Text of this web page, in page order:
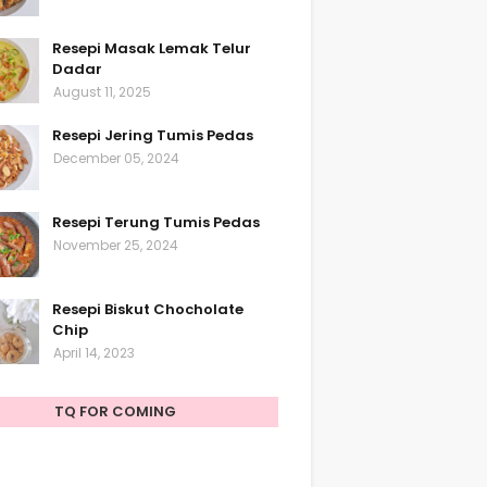
Resepi Masak Lemak Telur
Dadar
August 11, 2025
Resepi Jering Tumis Pedas
December 05, 2024
Resepi Terung Tumis Pedas
November 25, 2024
Resepi Biskut Chocholate
Chip
April 14, 2023
TQ FOR COMING